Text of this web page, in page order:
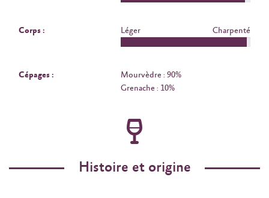
Corps : Léger Charpenté
Cépages :
Mourvèdre : 90%
Grenache : 10%
Histoire et origine